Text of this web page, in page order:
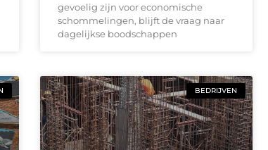
gevoelig zijn voor economische
schommelingen, blijft de vraag naar
dagelijkse boodschappen
BEDRIJVEN